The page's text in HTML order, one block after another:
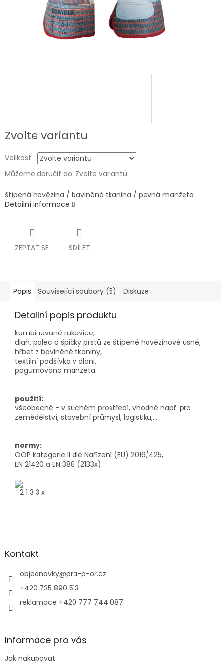
Zvolte variantu
Velikost
Můžeme doručit do: Zvolte variantu
štípená hovězina / bavlněná tkanina / pevná manžeta
Detailní informace
ZEPTAT SE SDÍLET
Popis Související soubory (5) Diskuze
Detailní popis produktu
kombinované rukavice,
dlaň, palec a špičky prstů ze štípené hovězinové usně,
hřbet z bavlněné tkaniny,
textilní podšívka v dlani,
pogumovaná manžeta
použití:
všeobecné - v suchém prostředí, vhodné např. pro
zemědělství, stavební průmysl, logistiku,...
normy:
OOP kategorie II dle Nařízení (EU) 2016/425,
EN 21420 a EN 388 (2133x)
2 1 3 3 x
Z
aKontakt
objednavky@pra-p-or.cz
+420 725 890 513
reklamace +420 777 744 087
Informace pro vás
Jak nakupovat